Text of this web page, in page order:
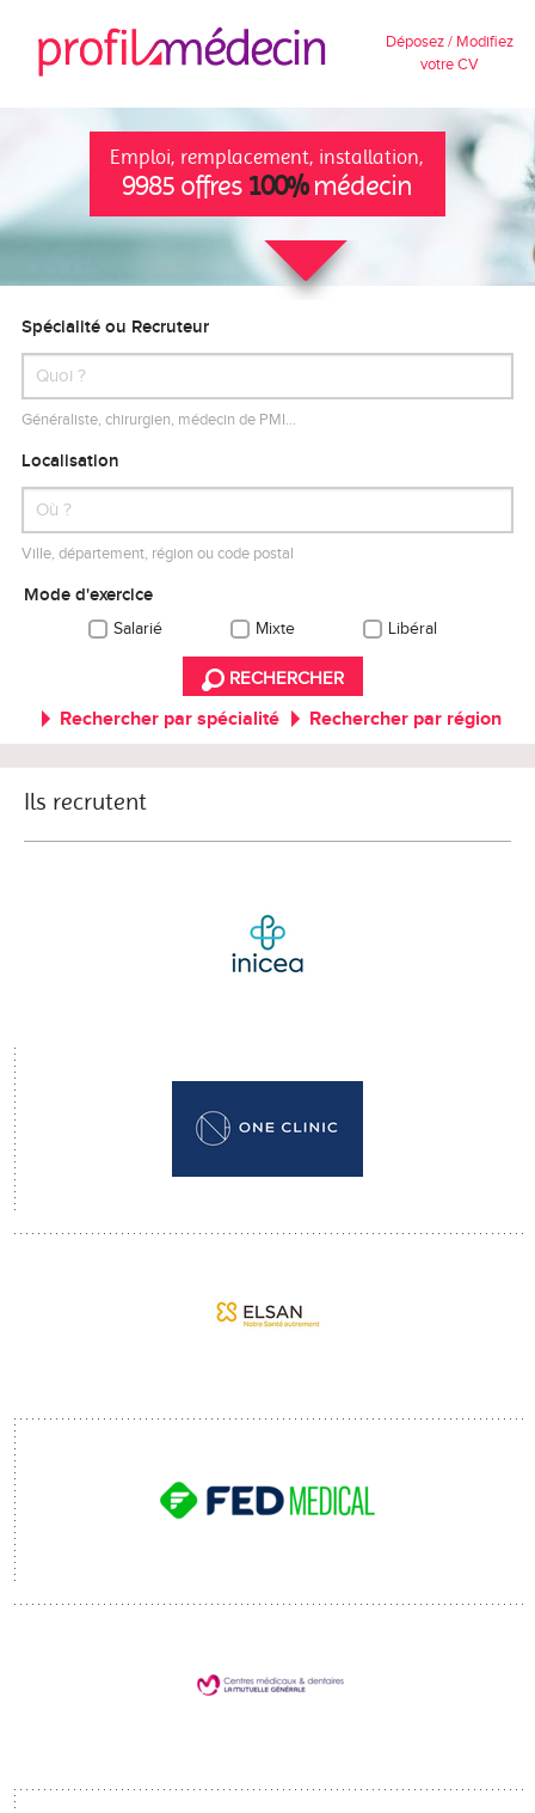
Déposez / Modifiez
votre CV
Emploi, remplacement, installation,
9985 offres 100%médecin
Spécialité ou Recruteur
Généraliste, chirurgien, médecin de PMI…
Localisation
Ville, département, région ou code postal
Mode d'exercice
Salarié Mixte Libéral
RECHERCHER
Rechercher par spécialité Rechercher par région
Ils recrutent